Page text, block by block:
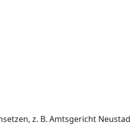
z. B. Amtsgericht